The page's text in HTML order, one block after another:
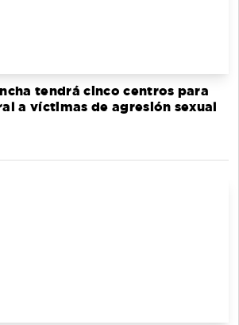
tendrá cinco centros para
a víctimas de agresión sexual